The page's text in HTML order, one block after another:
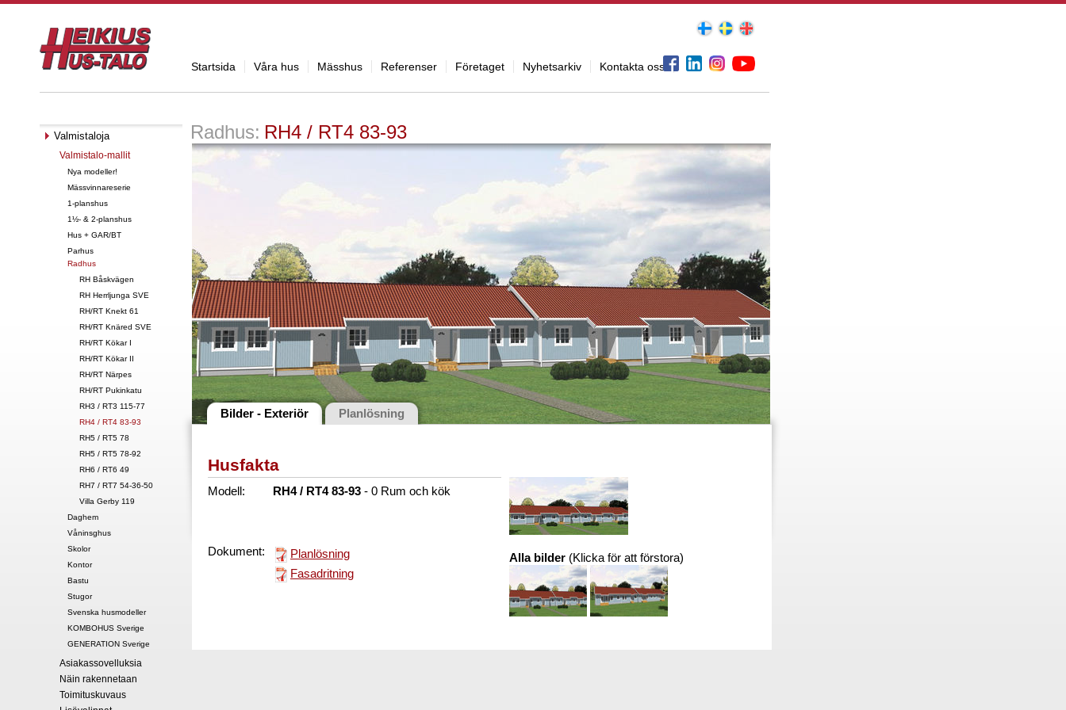
Startsida Våra hus Mässhus Referenser Företaget Nyhetsarkiv Kontakta oss
Valmistaloja
Valmistalo-mallit
Nya modeller!
Mässvinnareserie
1-planshus
1½- & 2-planshus
Hus + GAR/BT
Parhus
Radhus
RH Båskvägen
RH Herrljunga SVE
RH/RT Knekt 61
RH/RT Knäred SVE
RH/RT Kökar I
RH/RT Kökar II
RH/RT Närpes
RH/RT Pukinkatu
RH3 / RT3 115-77
RH4 / RT4 83-93
RH5 / RT5 78
RH5 / RT5 78-92
RH6 / RT6 49
RH7 / RT7 54-36-50
Villa Gerby 119
Daghem
Våninsghus
Skolor
Kontor
Bastu
Stugor
Svenska husmodeller
KOMBOHUS Sverige
GENERATION Sverige
Asiakassovelluksia
Näin rakennetaan
Toimituskuvaus
Radhus: RH4 / RT4 83-93
Bilder - Exteriör Planlösning
Husfakta
Modell: RH4 / RT4 83-93 - 0 Rum och kök
Dokument:
Planlösning
Fasadritning
Alla bilder (Klicka för att förstora)